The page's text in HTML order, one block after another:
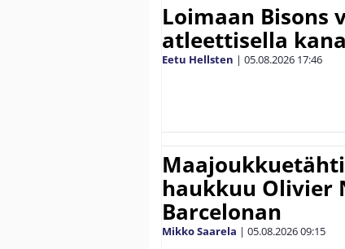
Loimaan Bisons
atleettisella
Eetu Hellsten | 05.08.2026 17:46
haukkuu Olivier
Barcelonan
Mikko Saarela | 05.08.202609:15